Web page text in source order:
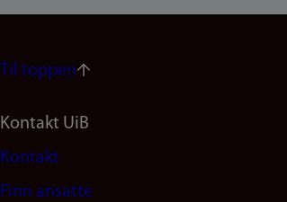
Til toppen
Footer
navigation
Kontakt UiB
Kontakt
Finn ansatte